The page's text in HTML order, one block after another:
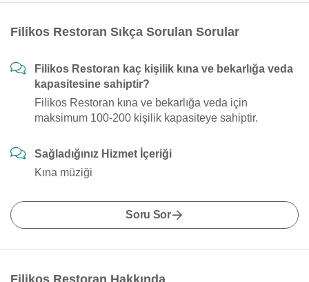
Filikos Restoran Sıkça Sorulan Sorular
Filikos Restoran kaç kişilik kına ve bekarlığa veda
kapasitesine sahiptir?
Filikos Restoran kına ve bekarlığa veda için
maksimum 100-200 kişilik kapasiteye sahiptir.
Sağladığınız Hizmet İçeriği
Kına müziği
Soru Sor
Filikos Restoran Hakkında